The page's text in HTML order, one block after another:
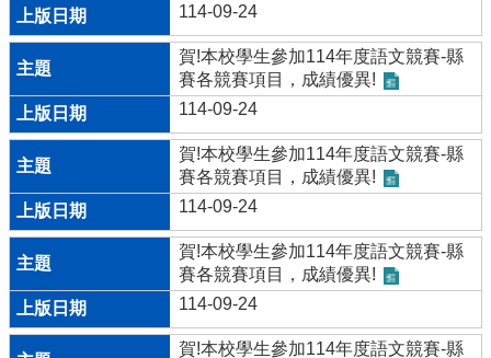
114-09-24
賀!本校學生參加114年度語文競賽-縣
賽各競賽項目，成績優異!
114-09-24
賀!本校學生參加114年度語文競賽-縣
賽各競賽項目，成績優異!
114-09-24
賀!本校學生參加114年度語文競賽-縣
賽各競賽項目，成績優異!
114-09-24
賀!本校學生參加114年度語文競賽-縣